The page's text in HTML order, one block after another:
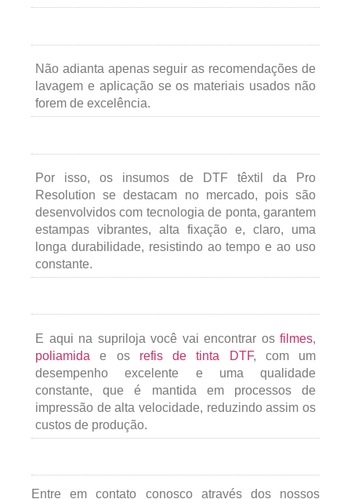
Não adianta apenas seguir as recomendações de
lavagem e aplicação se os materiais usados não
forem de excelência.
Por isso, os insumos de DTF têxtil da Pro
Resolution se destacam no mercado, pois são
desenvolvidos com tecnologia de ponta, garantem
estampas vibrantes, alta fixação e, claro, uma
longa durabilidade, resistindo ao tempo e ao uso
constante.
E aqui na supriloja você vai encontrar os filmes,
poliamida e os refis de tinta DTF, com um
desempenho excelente e uma qualidade
constante, que é mantida em processos de
impressão de alta velocidade, reduzindo assim os
custos de produção.
Entre em contato conosco através dos nossos